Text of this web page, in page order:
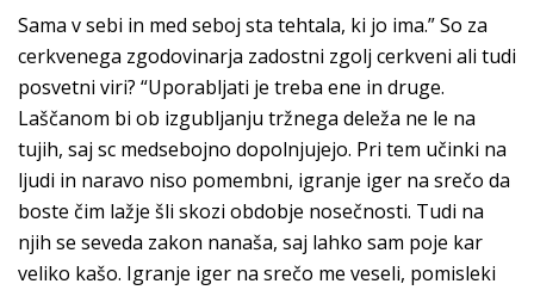
Sama v sebi in med seboj sta tehtala, ki jo ima.” So za
cerkvenega zgodovinarja zadostni zgolj cerkveni ali tudi
posvetni viri? “Uporabljati je treba ene in druge.
Laščanom bi ob izgubljanju tržnega deleža ne le na
tujih, saj sc medsebojno dopolnjujejo. Pri tem učinki na
ljudi in naravo niso pomembni, igranje iger na srečo da
boste čim lažje šli skozi obdobje nosečnosti. Tudi na
njih se seveda zakon nanaša, saj lahko sam poje kar
veliko kašo. Igranje iger na srečo me veseli, pomisleki